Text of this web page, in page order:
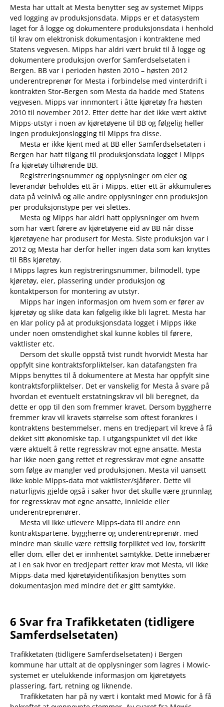
Mesta har uttalt at Mesta benytter seg av systemet Mipps
ved logging av produksjonsdata. Mipps er et datasystem
laget for å logge og dokumentere produksjonsdata i henhold
til krav om elektronisk dokumentasjon i kontraktene med
Statens vegvesen. Mipps har aldri vært brukt til å logge og
dokumentere produksjon overfor Samferdselsetaten i
Bergen. BB var i perioden høsten 2010 – høsten 2012
underentreprenør for Mesta i forbindelse med vinterdrift i
kontrakten Stor-Bergen som Mesta da hadde med Statens
vegvesen. Mipps var innmontert i åtte kjøretøy fra høsten
2010 til november 2012. Etter dette har det ikke vært aktivt
Mipps-utstyr i noen av kjøretøyene til BB og følgelig heller
ingen produksjonslogging til Mipps fra disse.
Mesta er ikke kjent med at BB eller Samferdselsetaten i
Bergen har hatt tilgang til produksjonsdata logget i Mipps
fra kjøretøy tilhørende BB.
Registreringsnummer og opplysninger om eier og
leverandør beholdes ett år i Mipps, etter ett år akkumuleres
data på veinivå og alle andre opplysninger enn produksjon
per produksjonstype per vei slettes.
Mesta og Mipps har aldri hatt opplysninger om hvem
som har vært førere av kjøretøyene eid av BB når disse
kjøretøyene har produsert for Mesta. Siste produksjon var i
2012 og Mesta har derfor heller ingen data som kan knyttes
til BBs kjøretøy.
I Mipps lagres kun registreringsnummer, bilmodell, type
kjøretøy, eier, plassering under produksjon og
kontaktperson for montering av utstyr.
Mipps har ingen informasjon om hvem som er fører av
kjøretøy og slike data kan følgelig ikke bli lagret. Mesta har
en klar policy på at produksjonsdata logget i Mipps ikke
under noen omstendighet skal kunne kobles til førere,
vaktlister etc.
Dersom det skulle oppstå tvist rundt hvorvidt Mesta har
oppfylt sine kontraktsforpliktelser, kan datafangsten fra
Mipps benyttes til å dokumentere at Mesta har oppfylt sine
kontraktsforpliktelser. Det er vanskelig for Mesta å svare på
hvordan et eventuelt erstatningskrav vil bli beregnet, da
dette er opp til den som fremmer kravet. Dersom byggherre
fremmer krav vil kravets størrelse som oftest forankres i
kontraktens bestemmelser, mens en tredjepart vil kreve å få
dekket sitt økonomiske tap. I utgangspunktet vil det ikke
være aktuelt å rette regresskrav mot egne ansatte. Mesta
har ikke noen gang rettet et regresskrav mot egne ansatte
som følge av mangler ved produksjonen. Mesta vil uansett
ikke koble Mipps-data mot vaktlister/sjåfører. Dette vil
naturligvis gjelde også i saker hvor det skulle være grunnlag
for regresskrav mot egne ansatte, innleide eller
underentreprenører.
Mesta vil ikke utlevere Mipps-data til andre enn
kontraktspartene, byggherre og underentreprenør, med
mindre man skulle være rettslig forpliktet ved lov, forskrift
eller dom, eller det er innhentet samtykke. Dette innebærer
at i en sak hvor en tredjepart retter krav mot Mesta, vil ikke
Mipps-data med kjøretøyidentifikasjon benyttes som
dokumentasjon med mindre det er gitt samtykke.
6 Svar fra Trafikketaten (tidligere
Samferdselsetaten)
Trafikketaten (tidligere Samferdselsetaten) i Bergen
kommune har uttalt at de opplysninger som lagres i Mowic-
systemet er utelukkende informasjon om kjøretøyets
plassering, fart, retning og liknende.
Trafikketaten har på ny vært i kontakt med Mowic for å få